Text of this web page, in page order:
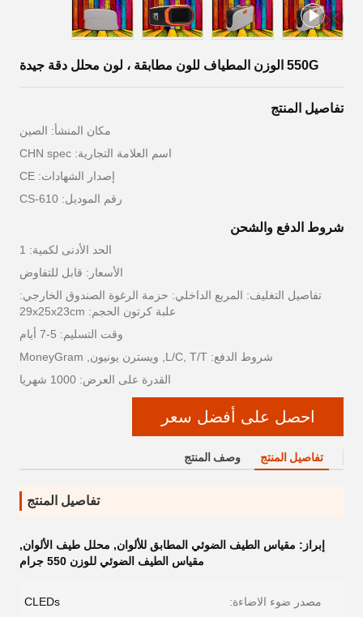
550G الوزن المطياف للون مطابقة ، لون محلل دقة جيدة
تفاصيل المنتج
مكان المنشأ: الصين
اسم العلامة التجارية: CHN spec
إصدار الشهادات: CE
رقم الموديل: CS-610
شروط الدفع والشحن
الحد الأدنى لكمية: 1
الأسعار: قابل للتفاوض
تفاصيل التغليف: المربع الداخلي: حزمة الرغوة الصندوق الخارجي:
علبة كرتون الحجم: 29x25x23cm
وقت التسليم: 5-7 أيام
شروط الدفع: L/C, T/T, ويسترن يونيون, MoneyGram
القدرة على العرض: 1000 شهريا
احصل على أفضل سعر
تفاصيل المنتج وصف المنتج
تفاصيل المنتج
إبراز: مقياس الطيف الضوئي المطابق للألوان, محلل طيف الألوان,
مقياس الطيف الضوئي للوزن 550 جرام
مصدر ضوء الاضاءة: CLEDs